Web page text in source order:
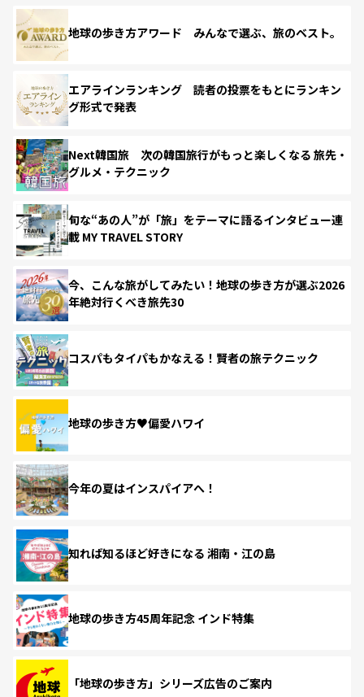
地球の歩き方アワード みんなで選ぶ、旅のベスト。
エアラインランキング 読者の投票をもとにランキン
グ形式で発表
Next韓国旅 次の韓国旅行がもっと楽しくなる 旅先・
グルメ・テクニック
旬な“あの人”が「旅」をテーマに語るインタビュー連
載 MY TRAVEL STORY
今、こんな旅がしてみたい！地球の歩き方が選ぶ2026
年絶対行くべき旅先30
コスパもタイパもかなえる！賢者の旅テクニック
地球の歩き方♥偏愛ハワイ
今年の夏はインスパイアへ！
知れば知るほど好きになる 湘南・江の島
地球の歩き方45周年記念 インド特集
「地球の歩き方」シリーズ広告のご案内